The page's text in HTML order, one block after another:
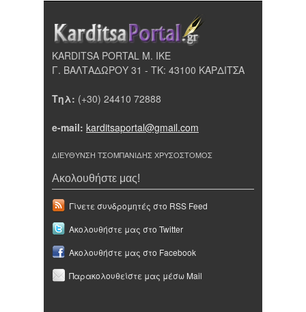
KARDITSA PORTAL Μ. ΙΚΕ
Γ. ΒΑΛΤΑΔΩΡΟΥ 31 - ΤΚ: 43100 ΚΑΡΔΙΤΣΑ
Τηλ: (+30) 24410 72888
e-mail: karditsaportal@gmail.com
ΔΙΕΥΘΥΝΣΗ ΤΣΟΜΠΑΝΙΔΗΣ ΧΡΥΣΟΣΤΟΜΟΣ
Ακολουθήστε μας!
Γίνετε συνδρομητές στο RSS Feed
Ακολουθήστε μας στο Twitter
Ακολουθήστε μας στο Facebook
Παρακολουθείστε μας μέσω Mail